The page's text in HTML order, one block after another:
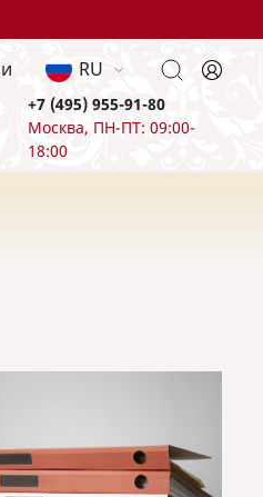
RU
+7 (495) 955-91-80
Москва, ПН-ПТ: 09:00-
18:00